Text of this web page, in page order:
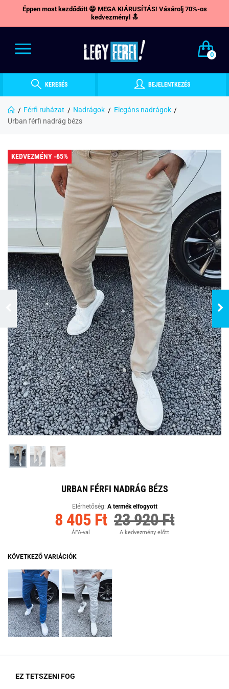
Éppen most kezdődött 😁 MEGA KIÁRUSÍTÁS! Vásárolj 70%-os
kedvezményl 🔝
0
KERESÉS BEJELENTKEZÉS
Férfi ruházat Nadrágok
Elegáns nadrágok
Urban férfi nadrág bézs
KEDVEZMÉNY -65%
URBAN FÉRFI NADRÁG BÉZS
Elérhetőség: A termék elfogyott
8 405 Ft
ÁFA-val
23 920 Ft
A kedvezmény előtt
KÖVETKEZŐ VARIÁCIÓK
EZ TETSZENI FOG